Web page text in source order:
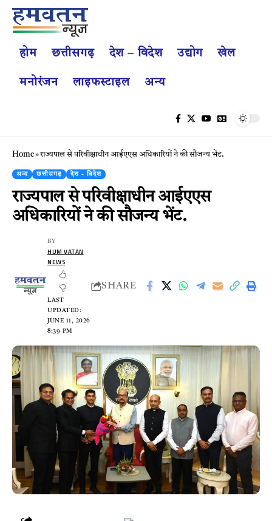
होम छत्तीसगढ़ देश – विदेश उद्योग खेल
मनोरंजन लाइफस्टाइल अन्य
Home»राज्यपाल से परिवीक्षाधीन आईएएस अधिकारियों ने की सौजन्य भेंट.
अन्य छत्तीसगढ़ देश - विदेश
राज्यपाल से परिवीक्षाधीन आईएएस
अधिकारियों ने की सौजन्य भेंट.
LAST
UPDATED:
JUNE 11, 2026
8:39 PM
BY
HUM VATAN
NEWS
SHARE